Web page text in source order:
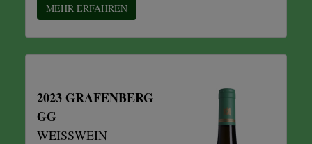
MEHR ERFAHREN
2023 GRAFENBERG
GG
WEISSWEIN